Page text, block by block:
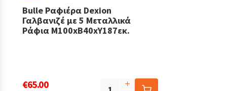
Bulle Ραφιέρα Dexion
Γαλβανιζέ με 5 Μεταλλικά
Ράφια Μ100xΒ40xΥ187εκ.
€65.00